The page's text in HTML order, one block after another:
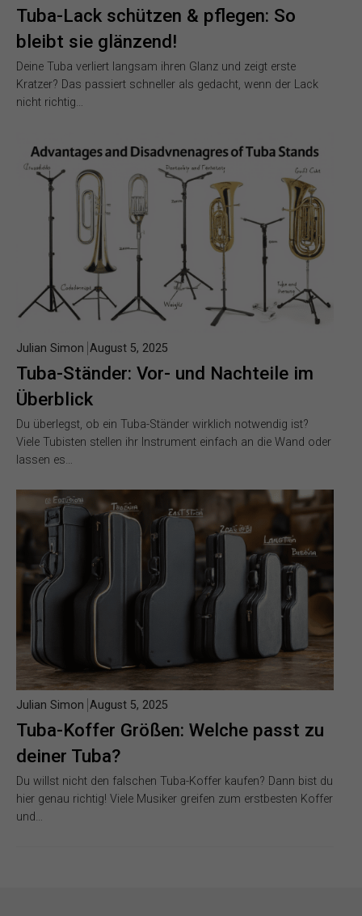
Tuba-Lack schützen & pflegen: So
bleibt sie glänzend!
Deine Tuba verliert langsam ihren Glanz und zeigt erste
Kratzer? Das passiert schneller als gedacht, wenn der Lack
nicht richtig…
Tuba-Ständer: Vor- und Nachteile im
Überblick
Julian Simon August 5, 2025
Du überlegst, ob ein Tuba-Ständer wirklich notwendig ist?
Viele Tubisten stellen ihr Instrument einfach an die Wand oder
lassen es…
Tuba-Koffer Größen: Welche passt zu
deiner Tuba?
Julian Simon August 5, 2025
Du willst nicht den falschen Tuba-Koffer kaufen? Dann bist du
hier genau richtig! Viele Musiker greifen zum erstbesten Koffer
und…